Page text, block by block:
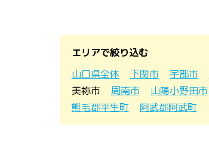
エリアで絞り込む
山口県全体
下関市 宇部市
美祢市
周南市 山陽小野田市
熊毛郡平生町
阿武郡阿武町